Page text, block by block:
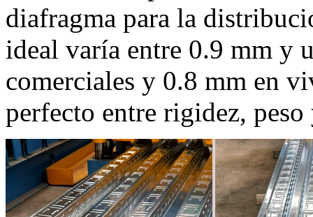
diafragma para la
ideal varía entre 0.9 mm y
comerciales y 0.8 mm en
perfecto entre rigidez, peso